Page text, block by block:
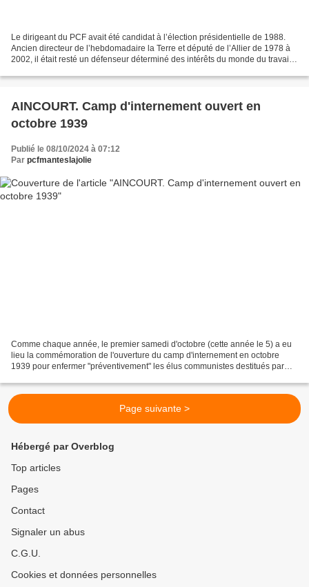
Le dirigeant du PCF avait été candidat à l’élection présidentielle de 1988.
Ancien directeur de l’hebdomadaire la Terre et député de l’Allier de 1978 à
2002, il était resté un défenseur déterminé des intérêts du monde du travail
AINCOURT. Camp d'internement ouvert en
octobre 1939
Publié le 08/10/2024 à 07:12
Par pcfmanteslajolie
Comme chaque année, le premier samedi d'octobre (cette année le 5) a eu
lieu la commémoration de l'ouverture du camp d'internement en octobre
1939 pour enfermer "préventivement" les élus communistes destitués par
Page suivante >
Hébergé par Overblog
Top articles
Pages
Contact
Signaler un abus
C.G.U.
Cookies et données personnelles